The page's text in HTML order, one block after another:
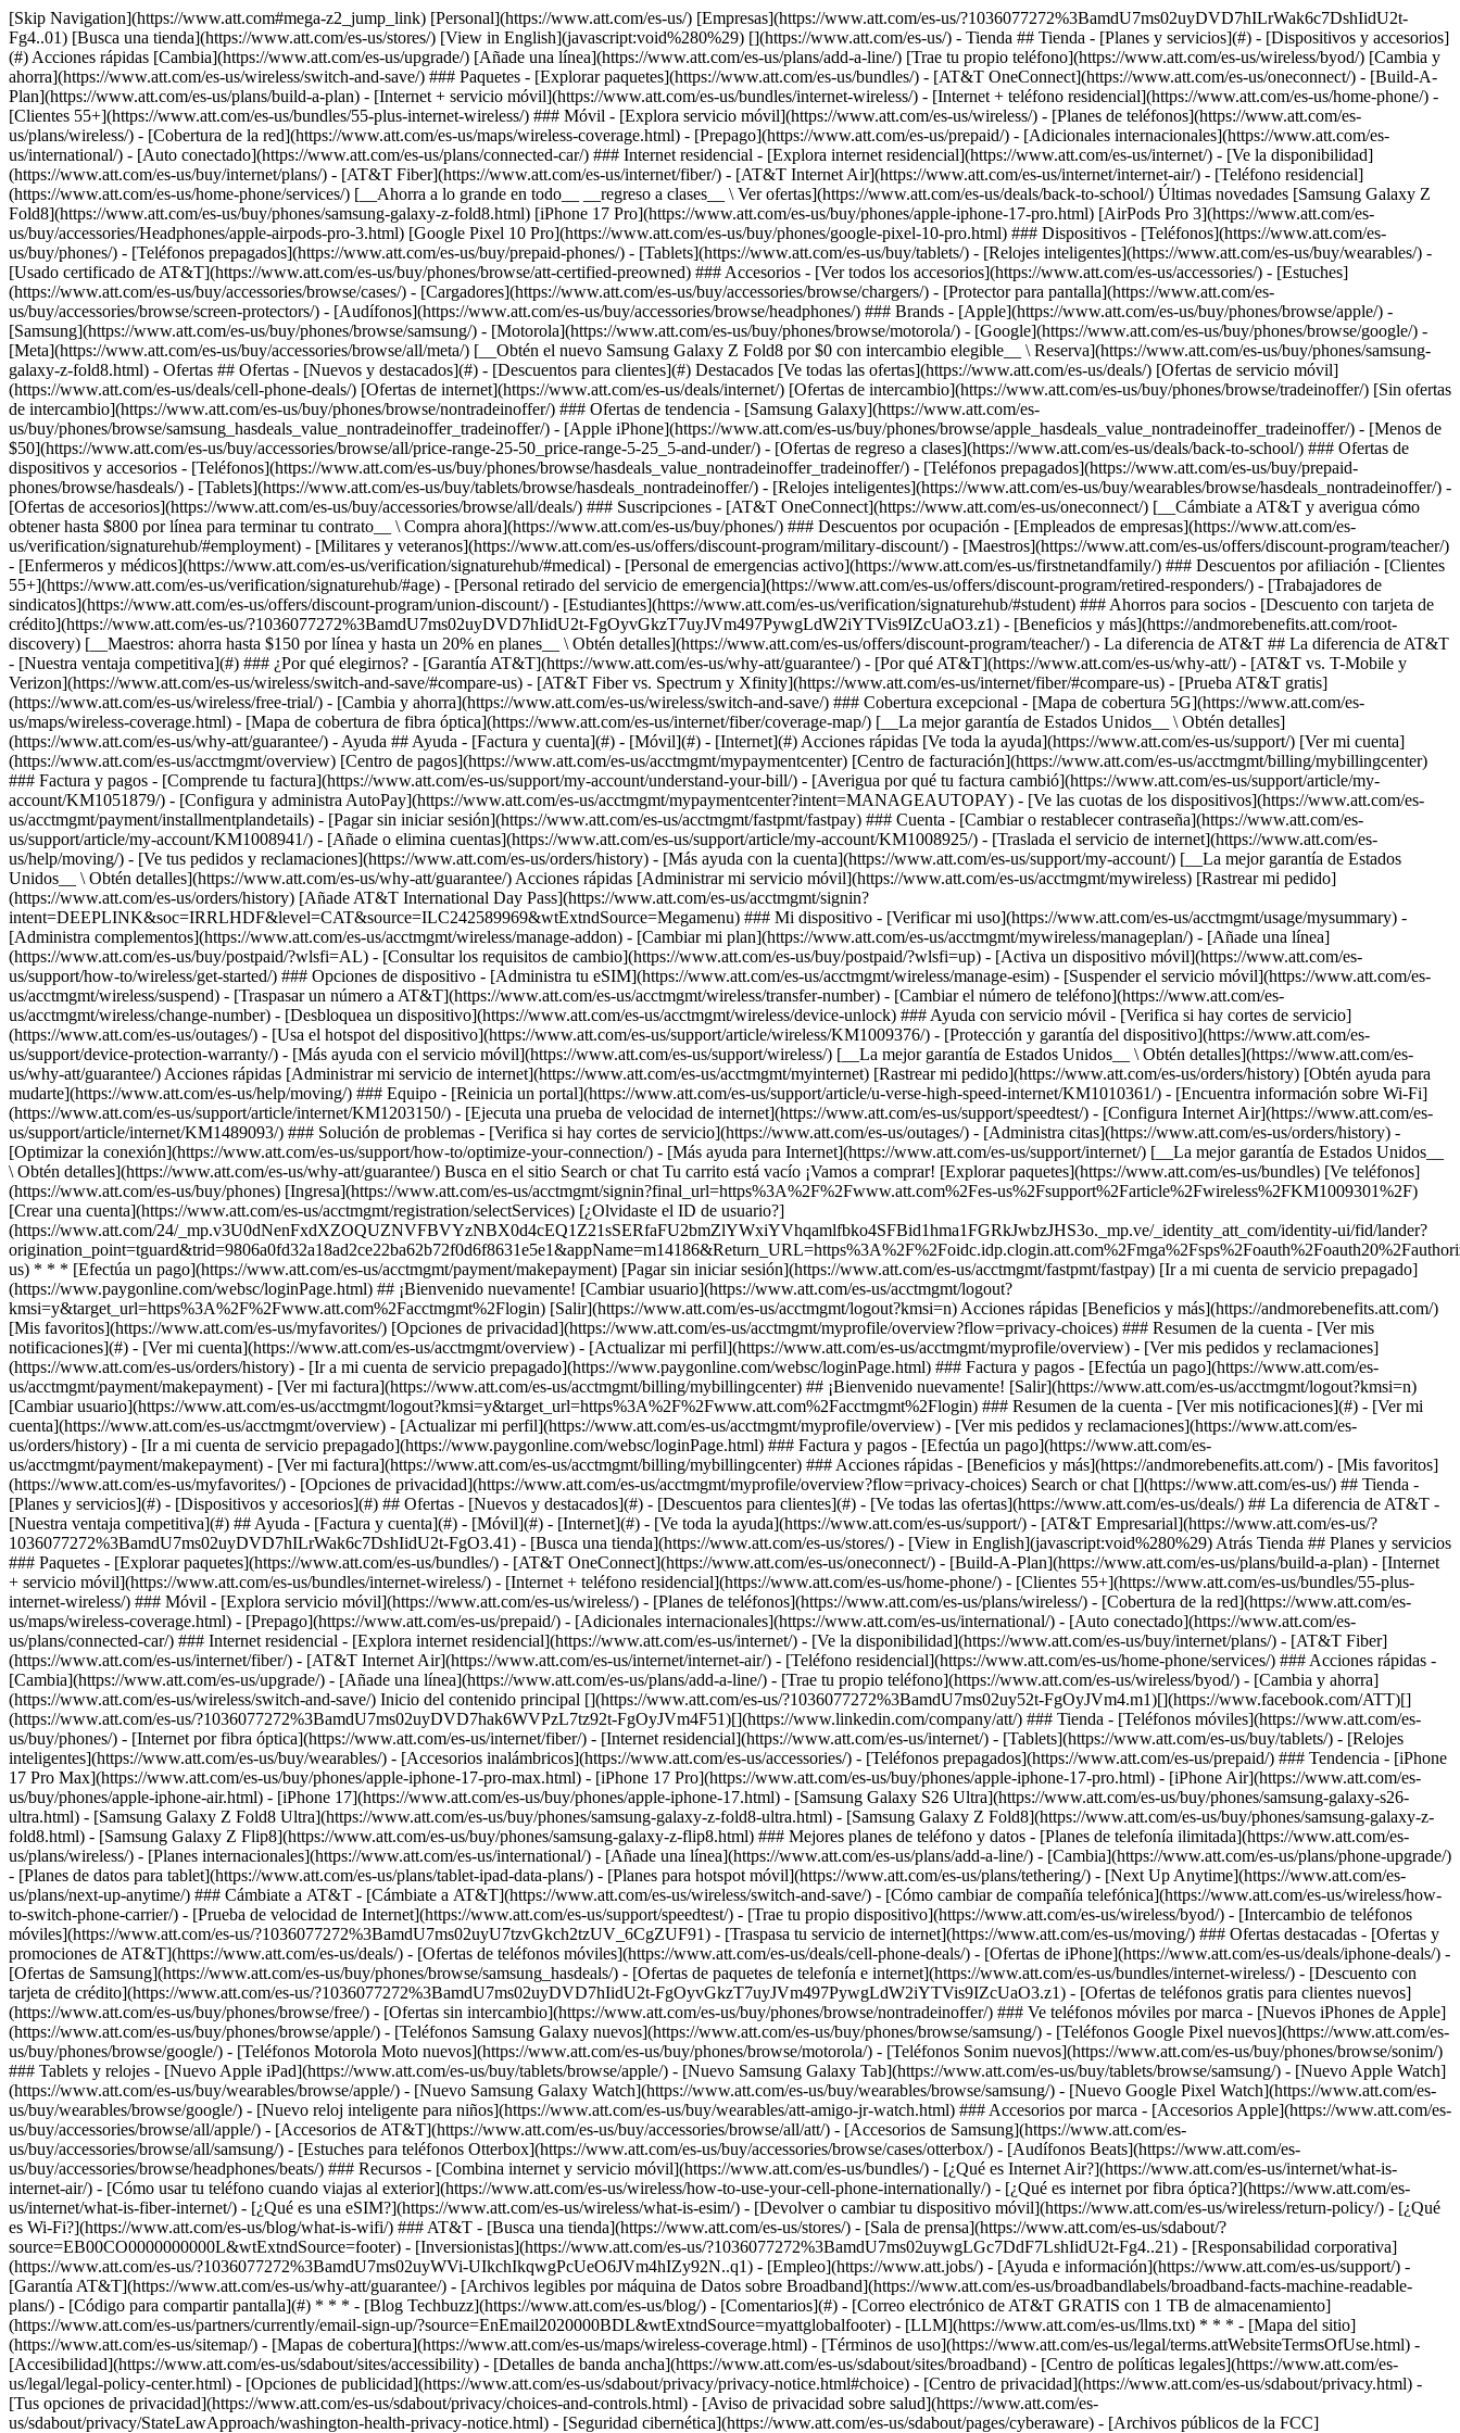
[Skip Navigation](https://www.att.com#mega-z2_jump_link) [Personal](https://www.att.com/es-us/) [Empresas](https://www.att.com/es-us/?1036077272%3BamdU7ms02uyDVD7hILrWak6c7DshIidU2t-Fg4..01) [Busca una tienda](https://www.att.com/es-us/stores/) [View in English](javascript:void%280%29) [](https://www.att.com/es-us/) - Tienda ## Tienda - [Planes y servicios](#) - [Dispositivos y accesorios](#) Acciones rápidas [Cambia](https://www.att.com/es-us/upgrade/) [Añade una línea](https://www.att.com/es-us/plans/add-a-line/) [Trae tu propio teléfono](https://www.att.com/es-us/wireless/byod/) [Cambia y ahorra](https://www.att.com/es-us/wireless/switch-and-save/) ### Paquetes - [Explorar paquetes](https://www.att.com/es-us/bundles/) - [AT&T OneConnect](https://www.att.com/es-us/oneconnect/) - [Build-A-Plan](https://www.att.com/es-us/plans/build-a-plan) - [Internet + servicio móvil](https://www.att.com/es-us/bundles/internet-wireless/) - [Internet + teléfono residencial](https://www.att.com/es-us/home-phone/) - [Clientes 55+](https://www.att.com/es-us/bundles/55-plus-internet-wireless/) ### Móvil - [Explora servicio móvil](https://www.att.com/es-us/wireless/) - [Planes de teléfonos](https://www.att.com/es-us/plans/wireless/) - [Cobertura de la red](https://www.att.com/es-us/maps/wireless-coverage.html) - [Prepago](https://www.att.com/es-us/prepaid/) - [Adicionales internacionales](https://www.att.com/es-us/international/) - [Auto conectado](https://www.att.com/es-us/plans/connected-car/) ### Internet residencial - [Explora internet residencial](https://www.att.com/es-us/internet/) - [Ve la disponibilidad](https://www.att.com/es-us/buy/internet/plans/) - [AT&T Fiber](https://www.att.com/es-us/internet/fiber/) - [AT&T Internet Air](https://www.att.com/es-us/internet/internet-air/) - [Teléfono residencial](https://www.att.com/es-us/home-phone/services/) [__Ahorra a lo grande en todo__ __regreso a clases__ \ Ver ofertas](https://www.att.com/es-us/deals/back-to-school/) Últimas novedades [Samsung Galaxy Z Fold8](https://www.att.com/es-us/buy/phones/samsung-galaxy-z-fold8.html) [iPhone 17 Pro](https://www.att.com/es-us/buy/phones/apple-iphone-17-pro.html) [AirPods Pro 3](https://www.att.com/es-us/buy/accessories/Headphones/apple-airpods-pro-3.html) [Google Pixel 10 Pro](https://www.att.com/es-us/buy/phones/google-pixel-10-pro.html) ### Dispositivos - [Teléfonos](https://www.att.com/es-us/buy/phones/) - [Teléfonos prepagados](https://www.att.com/es-us/buy/prepaid-phones/) - [Tablets](https://www.att.com/es-us/buy/tablets/) - [Relojes inteligentes](https://www.att.com/es-us/buy/wearables/) - [Usado certificado de AT&T](https://www.att.com/es-us/buy/phones/browse/att-certified-preowned) ### Accesorios - [Ver todos los accesorios](https://www.att.com/es-us/accessories/) - [Estuches](https://www.att.com/es-us/buy/accessories/browse/cases/) - [Cargadores](https://www.att.com/es-us/buy/accessories/browse/chargers/) - [Protector para pantalla](https://www.att.com/es-us/buy/accessories/browse/screen-protectors/) - [Audífonos](https://www.att.com/es-us/buy/accessories/browse/headphones/) ### Brands - [Apple](https://www.att.com/es-us/buy/phones/browse/apple/) - [Samsung](https://www.att.com/es-us/buy/phones/browse/samsung/) - [Motorola](https://www.att.com/es-us/buy/phones/browse/motorola/) - [Google](https://www.att.com/es-us/buy/phones/browse/google/) - [Meta](https://www.att.com/es-us/buy/accessories/browse/all/meta/) [__Obtén el nuevo Samsung Galaxy Z Fold8 por $0 con intercambio elegible__ \ Reserva](https://www.att.com/es-us/buy/phones/samsung-galaxy-z-fold8.html) - Ofertas ## Ofertas - [Nuevos y destacados](#) - [Descuentos para clientes](#) Destacados [Ve todas las ofertas](https://www.att.com/es-us/deals/) [Ofertas de servicio móvil](https://www.att.com/es-us/deals/cell-phone-deals/) [Ofertas de internet](https://www.att.com/es-us/deals/internet/) [Ofertas de intercambio](https://www.att.com/es-us/buy/phones/browse/tradeinoffer/) [Sin ofertas de intercambio](https://www.att.com/es-us/buy/phones/browse/nontradeinoffer/) ### Ofertas de tendencia - [Samsung Galaxy](https://www.att.com/es-us/buy/phones/browse/samsung_hasdeals_value_nontradeinoffer_tradeinoffer/) - [Apple iPhone](https://www.att.com/es-us/buy/phones/browse/apple_hasdeals_value_nontradeinoffer_tradeinoffer/) - [Menos de $50](https://www.att.com/es-us/buy/accessories/browse/all/price-range-25-50_price-range-5-25_5-and-under/) - [Ofertas de regreso a clases](https://www.att.com/es-us/deals/back-to-school/) ### Ofertas de dispositivos y accesorios - [Teléfonos](https://www.att.com/es-us/buy/phones/browse/hasdeals_value_nontradeinoffer_tradeinoffer/) - [Teléfonos prepagados](https://www.att.com/es-us/buy/prepaid-phones/browse/hasdeals/) - [Tablets](https://www.att.com/es-us/buy/tablets/browse/hasdeals_nontradeinoffer/) - [Relojes inteligentes](https://www.att.com/es-us/buy/wearables/browse/hasdeals_nontradeinoffer/) - [Ofertas de accesorios](https://www.att.com/es-us/buy/accessories/browse/all/deals/) ### Suscripciones - [AT&T OneConnect](https://www.att.com/es-us/oneconnect/) [__Cámbiate a AT&T y averigua cómo obtener hasta $800 por línea para terminar tu contrato__ \ Compra ahora](https://www.att.com/es-us/buy/phones/) ### Descuentos por ocupación - [Empleados de empresas](https://www.att.com/es-us/verification/signaturehub/#employment) - [Militares y veteranos](https://www.att.com/es-us/offers/discount-program/military-discount/) - [Maestros](https://www.att.com/es-us/offers/discount-program/teacher/) - [Enfermeros y médicos](https://www.att.com/es-us/verification/signaturehub/#medical) - [Personal de emergencias activo](https://www.att.com/es-us/firstnetandfamily/) ### Descuentos por afiliación - [Clientes 55+](https://www.att.com/es-us/verification/signaturehub/#age) - [Personal retirado del servicio de emergencia](https://www.att.com/es-us/offers/discount-program/retired-responders/) - [Trabajadores de sindicatos](https://www.att.com/es-us/offers/discount-program/union-discount/) - [Estudiantes](https://www.att.com/es-us/verification/signaturehub/#student) ### Ahorros para socios - [Descuento con tarjeta de crédito](https://www.att.com/es-us/?1036077272%3BamdU7ms02uyDVD7hIidU2t-FgOyvGkzT7uyJVm497PywgLdW2iYTVis9IZcUaO3.z1) - [Beneficios y más](https://andmorebenefits.att.com/root-discovery) [__Maestros: ahorra hasta $150 por línea y hasta un 20% en planes__ \ Obtén detalles](https://www.att.com/es-us/offers/discount-program/teacher/) - La diferencia de AT&T ## La diferencia de AT&T - [Nuestra ventaja competitiva](#) ### ¿Por qué elegirnos? - [Garantía AT&T](https://www.att.com/es-us/why-att/guarantee/) - [Por qué AT&T](https://www.att.com/es-us/why-att/) - [AT&T vs. T-Mobile y Verizon](https://www.att.com/es-us/wireless/switch-and-save/#compare-us) - [AT&T Fiber vs. Spectrum y Xfinity](https://www.att.com/es-us/internet/fiber/#compare-us) - [Prueba AT&T gratis](https://www.att.com/es-us/wireless/free-trial/) - [Cambia y ahorra](https://www.att.com/es-us/wireless/switch-and-save/) ### Cobertura excepcional - [Mapa de cobertura 5G](https://www.att.com/es-us/maps/wireless-coverage.html) - [Mapa de cobertura de fibra óptica](https://www.att.com/es-us/internet/fiber/coverage-map/) [__La mejor garantía de Estados Unidos__ \ Obtén detalles](https://www.att.com/es-us/why-att/guarantee/) - Ayuda ## Ayuda - [Factura y cuenta](#) - [Móvil](#) - [Internet](#) Acciones rápidas [Ve toda la ayuda](https://www.att.com/es-us/support/) [Ver mi cuenta](https://www.att.com/es-us/acctmgmt/overview) [Centro de pagos](https://www.att.com/es-us/acctmgmt/mypaymentcenter) [Centro de facturación](https://www.att.com/es-us/acctmgmt/billing/mybillingcenter) ### Factura y pagos - [Comprende tu factura](https://www.att.com/es-us/support/my-account/understand-your-bill/) - [Averigua por qué tu factura cambió](https://www.att.com/es-us/support/article/my-account/KM1051879/) - [Configura y administra AutoPay](https://www.att.com/es-us/acctmgmt/mypaymentcenter?intent=MANAGEAUTOPAY) - [Ve las cuotas de los dispositivos](https://www.att.com/es-us/acctmgmt/payment/installmentplandetails) - [Pagar sin iniciar sesión](https://www.att.com/es-us/acctmgmt/fastpmt/fastpay) ### Cuenta - [Cambiar o restablecer contraseña](https://www.att.com/es-us/support/article/my-account/KM1008941/) - [Añade o elimina cuentas](https://www.att.com/es-us/support/article/my-account/KM1008925/) - [Traslada el servicio de internet](https://www.att.com/es-us/help/moving/) - [Ve tus pedidos y reclamaciones](https://www.att.com/es-us/orders/history) - [Más ayuda con la cuenta](https://www.att.com/es-us/support/my-account/) [__La mejor garantía de Estados Unidos__ \ Obtén detalles](https://www.att.com/es-us/why-att/guarantee/) Acciones rápidas [Administrar mi servicio móvil](https://www.att.com/es-us/acctmgmt/mywireless) [Rastrear mi pedido](https://www.att.com/es-us/orders/history) [Añade AT&T International Day Pass](https://www.att.com/es-us/acctmgmt/signin?intent=DEEPLINK&soc=IRRLHDF&level=CAT&source=ILC242589969&wtExtndSource=Megamenu) ### Mi dispositivo - [Verificar mi uso](https://www.att.com/es-us/acctmgmt/usage/mysummary) - [Administra complementos](https://www.att.com/es-us/acctmgmt/wireless/manage-addon) - [Cambiar mi plan](https://www.att.com/es-us/acctmgmt/mywireless/manageplan/) - [Añade una línea](https://www.att.com/es-us/buy/postpaid/?wlsfi=AL) - [Consultar los requisitos de cambio](https://www.att.com/es-us/buy/postpaid/?wlsfi=up) - [Activa un dispositivo móvil](https://www.att.com/es-us/
Search or chat [](https://www.att.com/es-us/) ## Tienda -
[Planes y servicios](#) - [Dispositivos y accesorios](#) ## Ofertas - [Nuevos y destacados](#) - [Descuentos para clientes](#) - [Ve todas las ofertas](https://www.att.com/es-us/deals/) ## La diferencia de AT&T -
[Nuestra ventaja competitiva](#) ## Ayuda - [Factura y cuenta](#) - [Móvil](#) - [Internet](#) - [Ve toda la ayuda](https://www.att.com/es-us/support/) - [AT&T Empresarial](https://www.att.com/es-us/?1036077272%3BamdU7ms02uyDVD7hILrWak6c7DshIidU2t-FgO3.41) - [Busca una tienda](https://www.att.com/es-us/stores/) - [View in English](javascript:void%280%29) Atrás Tienda ## Planes y servicios ### Paquetes - [Explorar paquetes](https://www.att.com/es-us/bundles/) - [AT&T OneConnect](https://www.att.com/es-us/oneconnect/) - [Build-A-Plan](https://www.att.com/es-us/plans/build-a-plan) - [Internet + servicio móvil](https://www.att.com/es-us/bundles/internet-wireless/) - [Internet + teléfono residencial](https://www.att.com/es-us/home-phone/) - [Clientes 55+](https://www.att.com/es-us/bundles/55-plus-internet-wireless/) ### Móvil - [Explora servicio móvil](https://www.att.com/es-us/wireless/) - [Planes de teléfonos](https://www.att.com/es-us/plans/wireless/) - [Cobertura de la red](https://www.att.com/es-us/maps/wireless-coverage.html) - [Prepago](https://www.att.com/es-us/prepaid/) - [Adicionales internacionales](https://www.att.com/es-us/international/) - [Auto conectado](https://www.att.com/es-us/plans/connected-car/) ### Internet residencial - [Explora internet residencial](https://www.att.com/es-us/internet/) - [Ve la disponibilidad](https://www.att.com/es-us/buy/internet/plans/) - [AT&T Fiber](https://www.att.com/es-us/internet/fiber/) - [AT&T Internet Air](https://www.att.com/es-us/internet/internet-air/) - [Teléfono residencial](https://www.att.com/es-us/home-phone/services/) ### Acciones rápidas - [Cambia](https://www.att.com/es-us/upgrade/) - [Añade una línea](https://www.att.com/es-us/plans/add-a-line/) - [Trae tu propio teléfono](https://www.att.com/es-us/wireless/byod/) - [Cambia y ahorra](https://www.att.com/es-us/wireless/switch-and-save/) Inicio del contenido principal [](https://www.att.com/es-us/?1036077272%3BamdU7ms02uy52t-FgOyJVm4.m1)[](https://www.facebook.com/ATT)[](https://www.att.com/es-us/?1036077272%3BamdU7ms02uyDVD7hak6WVPzL7tz92t-FgOyJVm4F51)[](https://www.linkedin.com/company/att/) ### Tienda - [Teléfonos móviles](https://www.att.com/es-us/buy/phones/) - [Internet por fibra óptica](https://www.att.com/es-us/internet/fiber/) - [Internet residencial](https://www.att.com/es-us/internet/) - [Tablets](https://www.att.com/es-us/buy/tablets/) - [Relojes inteligentes](https://www.att.com/es-us/buy/wearables/) - [Accesorios inalámbricos](https://www.att.com/es-us/accessories/) - [Teléfonos prepagados](https://www.att.com/es-us/prepaid/) ### Tendencia - [iPhone 17 Pro Max](https://www.att.com/es-us/buy/phones/apple-iphone-17-pro-max.html) - [iPhone 17 Pro](https://www.att.com/es-us/buy/phones/apple-iphone-17-pro.html) - [iPhone Air](https://www.att.com/es-us/buy/phones/apple-iphone-air.html) - [iPhone 17](https://www.att.com/es-us/buy/phones/apple-iphone-17.html) - [Samsung Galaxy S26 Ultra](https://www.att.com/es-us/buy/phones/samsung-galaxy-s26-ultra.html) - [Samsung Galaxy Z Fold8 Ultra](https://www.att.com/es-us/buy/phones/samsung-galaxy-z-fold8-ultra.html) - [Samsung Galaxy Z Fold8](https://www.att.com/es-us/buy/phones/samsung-galaxy-z-fold8.html) - [Samsung Galaxy Z Flip8](https://www.att.com/es-us/buy/phones/samsung-galaxy-z-flip8.html) ### Mejores planes de teléfono y datos - [Planes de telefonía ilimitada](https://www.att.com/es-us/plans/wireless/) - [Planes internacionales](https://www.att.com/es-us/international/) - [Añade una línea](https://www.att.com/es-us/plans/add-a-line/) - [Cambia](https://www.att.com/es-us/plans/phone-upgrade/) - [Planes de datos para tablet](https://www.att.com/es-us/plans/tablet-ipad-data-plans/) - [Planes para hotspot móvil](https://www.att.com/es-us/plans/tethering/) - [Next Up Anytime](https://www.att.com/es-us/plans/next-up-anytime/) ### Cámbiate a AT&T - [Cámbiate a AT&T](https://www.att.com/es-us/wireless/switch-and-save/) - [Cómo cambiar de compañía telefónica](https://www.att.com/es-us/wireless/how-to-switch-phone-carrier/) - [Prueba de velocidad de Internet](https://www.att.com/es-us/support/speedtest/) - [Trae tu propio dispositivo](https://www.att.com/es-us/wireless/byod/) - [Intercambio de teléfonos móviles](https://www.att.com/es-us/?1036077272%3BamdU7ms02uyU7tzvGkch2tzUV_6CgZUF91) - [Traspasa tu servicio de internet](https://www.att.com/es-us/moving/) ### Ofertas destacadas - [Ofertas y promociones de AT&T](https://www.att.com/es-us/deals/) - [Ofertas de teléfonos móviles](https://www.att.com/es-us/deals/cell-phone-deals/) - [Ofertas de iPhone](https://www.att.com/es-us/deals/iphone-deals/) - [Ofertas de Samsung](https://www.att.com/es-us/buy/phones/browse/samsung_hasdeals/) - [Ofertas de paquetes de telefonía e internet](https://www.att.com/es-us/bundles/internet-wireless/) - [Descuento con tarjeta de crédito](https://www.att.com/es-us/?1036077272%3BamdU7ms02uyDVD7hIidU2t-FgOyvGkzT7uyJVm497PywgLdW2iYTVis9IZcUaO3.z1) - [Ofertas de teléfonos gratis para clientes nuevos](https://www.att.com/es-us/buy/phones/browse/free/) - [Ofertas sin intercambio](https://www.att.com/es-us/buy/phones/browse/nontradeinoffer/) ### Ve teléfonos móviles por marca - [Nuevos iPhones de Apple](https://www.att.com/es-us/buy/phones/browse/apple/) - [Teléfonos Samsung Galaxy nuevos](https://www.att.com/es-us/buy/phones/browse/samsung/) - [Teléfonos Google Pixel nuevos](https://www.att.com/es-us/buy/phones/browse/google/) - [Teléfonos Motorola Moto nuevos](https://www.att.com/es-us/buy/phones/browse/motorola/) - [Teléfonos Sonim nuevos](https://www.att.com/es-us/buy/phones/browse/sonim/) ### Tablets y relojes - [Nuevo Apple iPad](https://www.att.com/es-us/buy/tablets/browse/apple/) - [Nuevo Samsung Galaxy Tab](https://www.att.com/es-us/buy/tablets/browse/samsung/) - [Nuevo Apple Watch](https://www.att.com/es-us/buy/wearables/browse/apple/) - [Nuevo Samsung Galaxy Watch](https://www.att.com/es-us/buy/wearables/browse/samsung/) - [Nuevo Google Pixel Watch](https://www.att.com/es-us/buy/wearables/browse/google/) - [Nuevo reloj inteligente para niños](https://www.att.com/es-us/buy/wearables/att-amigo-jr-watch.html) ### Accesorios por marca - [Accesorios Apple](https://www.att.com/es-us/buy/accessories/browse/all/apple/) - [Accesorios de AT&T](https://www.att.com/es-us/buy/accessories/browse/all/att/) - [Accesorios de Samsung](https://www.att.com/es-us/buy/accessories/browse/all/samsung/) - [Estuches para teléfonos Otterbox](https://www.att.com/es-us/buy/accessories/browse/cases/otterbox/) - [Audífonos Beats](https://www.att.com/es-us/buy/accessories/browse/headphones/beats/) ### Recursos - [Combina internet y servicio móvil](https://www.att.com/es-us/bundles/) - [¿Qué es Internet Air?](https://www.att.com/es-us/internet/what-is-internet-air/) - [Cómo usar tu teléfono cuando viajas al exterior](https://www.att.com/es-us/wireless/how-to-use-your-cell-phone-internationally/) - [¿Qué es internet por fibra óptica?](https://www.att.com/es-us/internet/what-is-fiber-internet/) - [¿Qué es una eSIM?](https://www.att.com/es-us/wireless/what-is-esim/) - [Devolver o cambiar tu dispositivo móvil](https://www.att.com/es-us/wireless/return-policy/) - [¿Qué es Wi-Fi?](https://www.att.com/es-us/blog/what-is-wifi/) ### AT&T - [Busca una tienda](https://www.att.com/es-us/stores/) - [Sala de prensa](https://www.att.com/es-us/sdabout/?source=EB00CO0000000000L&wtExtndSource=footer) - [Inversionistas](https://www.att.com/es-us/?1036077272%3BamdU7ms02uywgLGc7DdF7LshIidU2t-Fg4..21) - [Responsabilidad corporativa](https://www.att.com/es-us/?1036077272%3BamdU7ms02uyWVi-UIkchIkqwgPcUeO6JVm4hIZy92N..q1) - [Empleo](https://www.att.jobs/) - [Ayuda e información](https://www.att.com/es-us/support/) - [Garantía AT&T](https://www.att.com/es-us/why-att/guarantee/) - [Archivos legibles por máquina de Datos sobre Broadband](https://www.att.com/es-us/broadbandlabels/broadband-facts-machine-readable-plans/) - [Código para compartir pantalla](#) * * * - [Blog Techbuzz](https://www.att.com/es-us/blog/) - [Comentarios](#) - [Correo electrónico de AT&T GRATIS con 1 TB de almacenamiento](https://www.att.com/es-us/partners/currently/email-sign-up/?source=EnEmail2020000BDL&wtExtndSource=myattglobalfooter) - [LLM](https://www.att.com/es-us/llms.txt) * * * - [Mapa del sitio](https://www.att.com/es-us/sitemap/) - [Mapas de cobertura](https://www.att.com/es-us/maps/wireless-coverage.html) - [Términos de uso](https://www.att.com/es-us/legal/terms.attWebsiteTermsOfUse.html) - [Accesibilidad](https://www.att.com/es-us/sdabout/sites/accessibility) - [Detalles de banda ancha](https://www.att.com/es-us/sdabout/sites/broadband) - [Centro de políticas legales](https://www.att.com/es-us/legal/legal-policy-center.html) - [Opciones de publicidad](https://www.att.com/es-us/sdabout/privacy/privacy-notice.html#choice) - [Centro de privacidad](https://www.att.com/es-us/sdabout/privacy.html) - [Tus opciones de privacidad](https://www.att.com/es-us/sdabout/privacy/choices-and-controls.html) - [Aviso de privacidad sobre salud](https://www.att.com/es-us/sdabout/privacy/StateLawApproach/washington-health-privacy-notice.html) - [Seguridad cibernética](https://www.att.com/es-us/sdabout/pages/cyberaware) - [Archivos públicos de la FCC](https://www.att.com/es-us/?1036077272%3BamdU7ms02uyNVkqTak-takjc7u6tIZshGZyZ2Z-JItjc2iYugZGwgPKFMbv6Mbv62kzUqL49VOHZGiqWG4..j1) © 2026 AT&T Intellectual Property. Todos los derechos reservados. We use [cookies](https://about.att.com/privacy/full_privacy_policy/cookies.html) to help enhance your experience on our site and for analytics. We also may use cookies for marketing purposes. You can manage your preferences and opt out of the sharing for targeted advertising and sales of cookie data. Learn more about our approach to privacy at [att.com/privacy](https://att.com/privacy). Manage your preferences Opt out Continue without changes ### Mmm... no lo pudimos encontrar. BuscarOpciones ### ¿Qué estás buscando? ![Search](https://www.att.com/es-us/idpassets/images/support/svg-icons/magnifiericonSearch.svg) ¿No encuentras lo q